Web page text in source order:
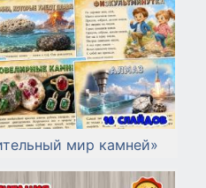
мир камней»